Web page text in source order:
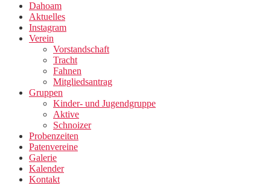
Dahoam
Aktuelles
Instagram
Verein
Vorstandschaft
Tracht
Fahnen
Mitgliedsantrag
Gruppen
Kinder- und Jugendgruppe
Aktive
Schnoizer
Probenzeiten
Patenvereine
Galerie
Kalender
Kontakt